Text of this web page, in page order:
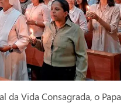
da Vida Consagrada, o Papa